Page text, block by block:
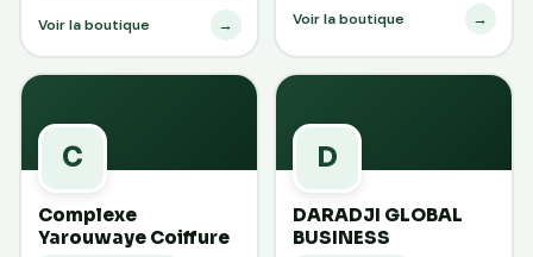
Voir la boutique → Voir la boutique →
C
Complexe
Yarouwaye Coiffure
D
DARADJI GLOBAL
BUSINESS